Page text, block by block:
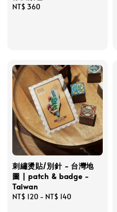
Regular
NT$ 360
刺繡燙貼/別針 - 台灣地
圖 | patch & badge -
Taiwan
Regular
NT$ 120 - NT$ 140